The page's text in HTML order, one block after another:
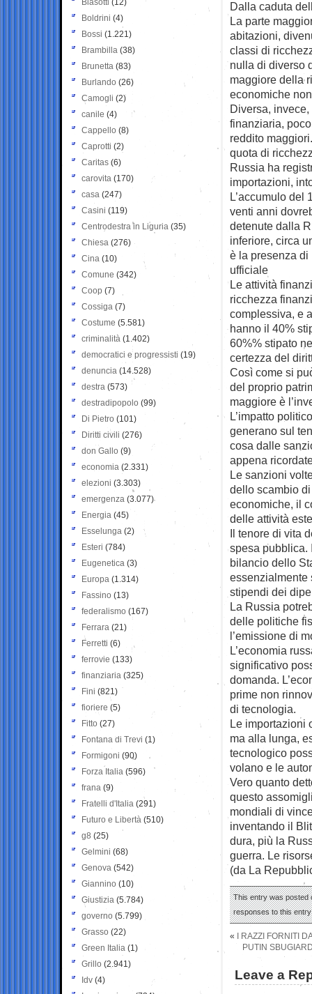
Dalla caduta
La parte
abitazioni,
classi di
nulla di diverso
maggiore della
economiche
Diversa,
finanziaria,
reddito
quota di
Russia ha
importazioni,
L’accumulo del
venti anni
detenute dalla
inferiore, circa
è la presenza di
ufficiale
Le attività
ricchezza
complessiva, e
hanno il 40%
60%% stipato
certezza del
Così come si
del proprio
maggiore è
L’impatto
generano sul
cosa dalle
appena
Le sanzioni
dello scambio
economiche, il
delle attività
Il tenore di vita
spesa pubblica.
bilancio dello
essenzialmente
stipendi dei
La Russia
delle politiche
l’emissione di
L’economia
significativo
domanda.
prime non
di tecnologia.
Le importazioni
ma alla lunga,
tecnologico
volano e le
Vero quanto
questo
mondiali di
inventando il
dura, più la
guerra. Le
(da La
This entry was posted
responses to this
«
I RAZZI FORNITI
PUTIN
Leave a
Biasotti (12)
Boldrini (4)
Bossi (1.221)
Brambilla (38)
Brunetta (83)
Burlando (26)
Camogli (2)
canile (4)
Cappello (8)
Caprotti (2)
Caritas (6)
carovita (170)
casa (247)
Casini (119)
Centrodestra in Liguria (35)
Chiesa (276)
Cina (10)
Comune (342)
Coop (7)
Cossiga (7)
Costume (5.581)
criminalità (1.402)
democratici e progressisti (19)
denuncia (14.528)
destra (573)
destradipopolo (99)
Di Pietro (101)
Diritti civili (276)
don Gallo (9)
economia (2.331)
elezioni (3.303)
emergenza (3.077)
Energia (45)
Esselunga (2)
Esteri (784)
Eugenetica (3)
Europa (1.314)
Fassino (13)
federalismo (167)
Ferrara (21)
Ferretti (6)
ferrovie (133)
finanziaria (325)
Fini (821)
fioriere (5)
Fitto (27)
Fontana di Trevi (1)
Formigoni (90)
Forza Italia (596)
frana (9)
Fratelli d'Italia (291)
Futuro e Libertà (510)
g8 (25)
Gelmini (68)
Genova (542)
Giannino (10)
Giustizia (5.784)
governo (5.799)
Grasso (22)
Green Italia (1)
Grillo (2.941)
Idv (4)